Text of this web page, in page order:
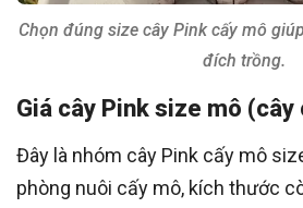
Chọn đúng size cây Pink cấy mô
đích trồng.
Giá cây Pink size mô (cây
Đây là nhóm cây Pink cấy mô
phòng nuôi cấy mô, kích thước